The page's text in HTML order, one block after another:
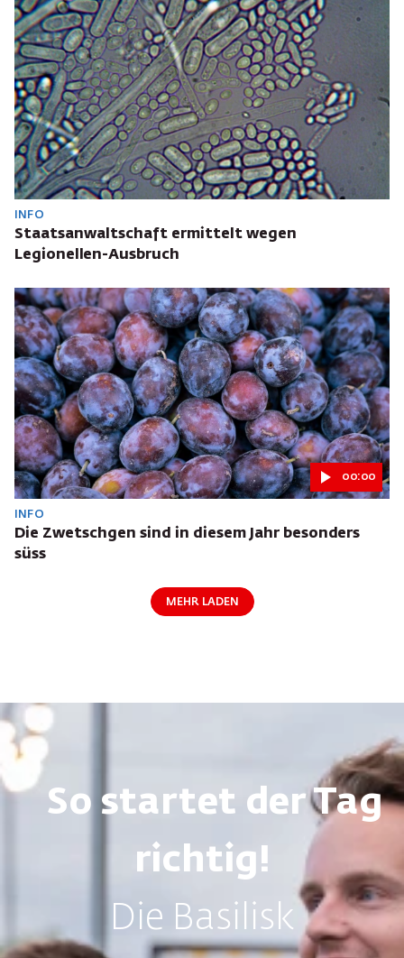
INFO
Staatsanwaltschaft ermittelt wegen
Legionellen-Ausbruch
00:00
INFO
Die Zwetschgen sind in diesem Jahr besonders
süss
MEHR LADEN
So startet der Tag
richtig!
Die Basilisk